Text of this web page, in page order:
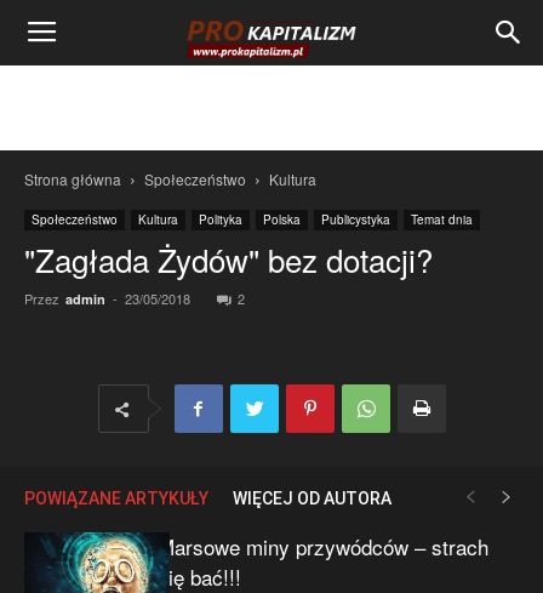
Strona główna Społeczeństwo Kultura
Społeczeństwo Kultura Polityka Polska Publicystyka Temat dnia
"Zagłada Żydów" bez dotacji?
Przez admin - 23/05/2018 2
POWIĄZANE ARTYKUŁY WIĘCEJ OD AUTORA
Marsowe miny przywódców – strach
się bać!!!